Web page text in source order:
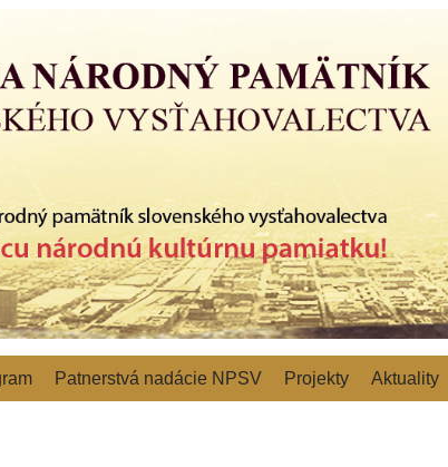
Patnerstvá nadácie NPSV Projekty Aktuality